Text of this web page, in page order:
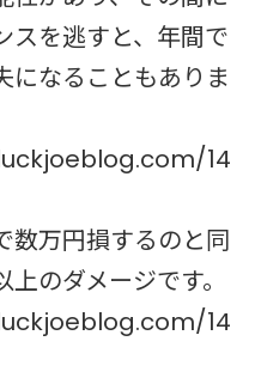
スを逃すと、年間で
になることもありま
14
数万円損するのと同
のダメージです。
14